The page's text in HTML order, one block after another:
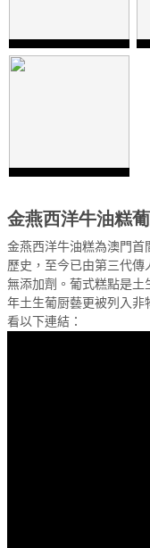
金燕西洋牛油糕
金燕西洋牛油糕為澳門首
歷史，至今已由第三代
無添加劑。葡式糕點是土
年土生葡厨藝更被列入非
看以下連結：